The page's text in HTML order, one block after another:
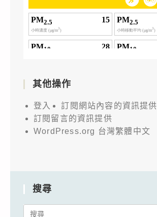
其他操作
登入
訂閱網站內容的資訊提供
訂閱留言的資訊提供
WordPress.org 台灣繁體中文
搜尋
Search